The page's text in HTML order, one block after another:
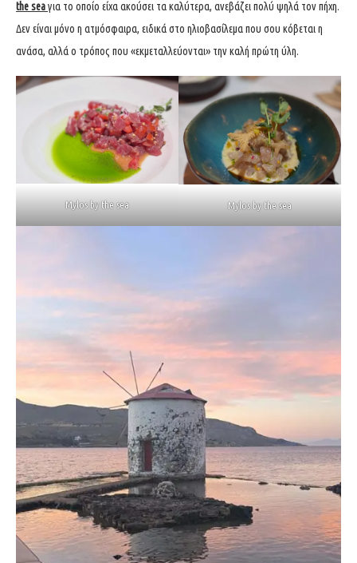
the seaγια το οποίο είχα ακούσει τα καλύτερα, ανεβάζει πολύ ψηλά τον πήχη.
Δεν είναι μόνο η ατμόσφαιρα, ειδικά στο ηλιοβασίλεμα που σου κόβεται η
ανάσα, αλλά ο τρόπος που «εκμεταλλεύονται» την καλή πρώτη ύλη.
Mylos by the sea Mylos by the sea